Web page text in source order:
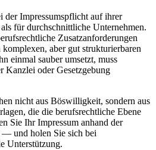
der Impressumspflicht auf ihrer
für durchschnittliche Unternehmen.
Zusatzanforderungen
aber gut strukturierbaren
einmal sauber umsetzt, muss
Kanzlei oder Gesetzgebung
nicht aus Böswilligkeit, sondern aus
die die berufsrechtliche Ebene
Sie Ihr Impressum anhand der
und holen Sie sich bei
Unterstützung.